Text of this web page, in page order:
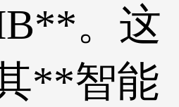
。这
**智能